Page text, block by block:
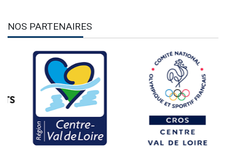
NOS PARTENAIRES